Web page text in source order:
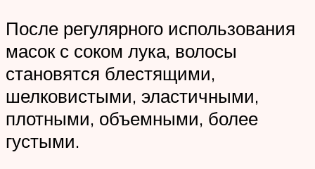
После регулярного использования
масок с соком лука, волосы
становятся блестящими,
шелковистыми, эластичными,
плотными, объемными, более
густыми.